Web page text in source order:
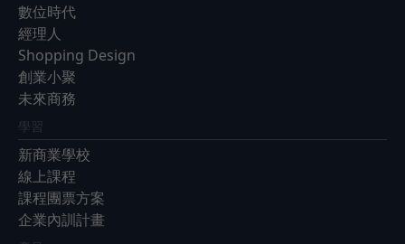
數位時代
經理人
Shopping Design
創業小聚
未來商務
學習
新商業學校
線上課程
課程團票方案
企業內訓計畫